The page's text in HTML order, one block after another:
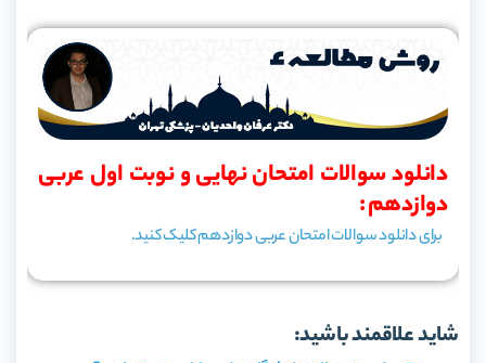
دانلود سوالات امتحان نهایی و نوبت اول عربی
دوازدهم :
برای دانلود سوالات امتحان عربی دوازدهم کلیک کنید.
شاید علاقمند باشید: